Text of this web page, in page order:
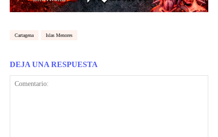
Cartagena Islas Menores
DEJA UNA RESPUESTA